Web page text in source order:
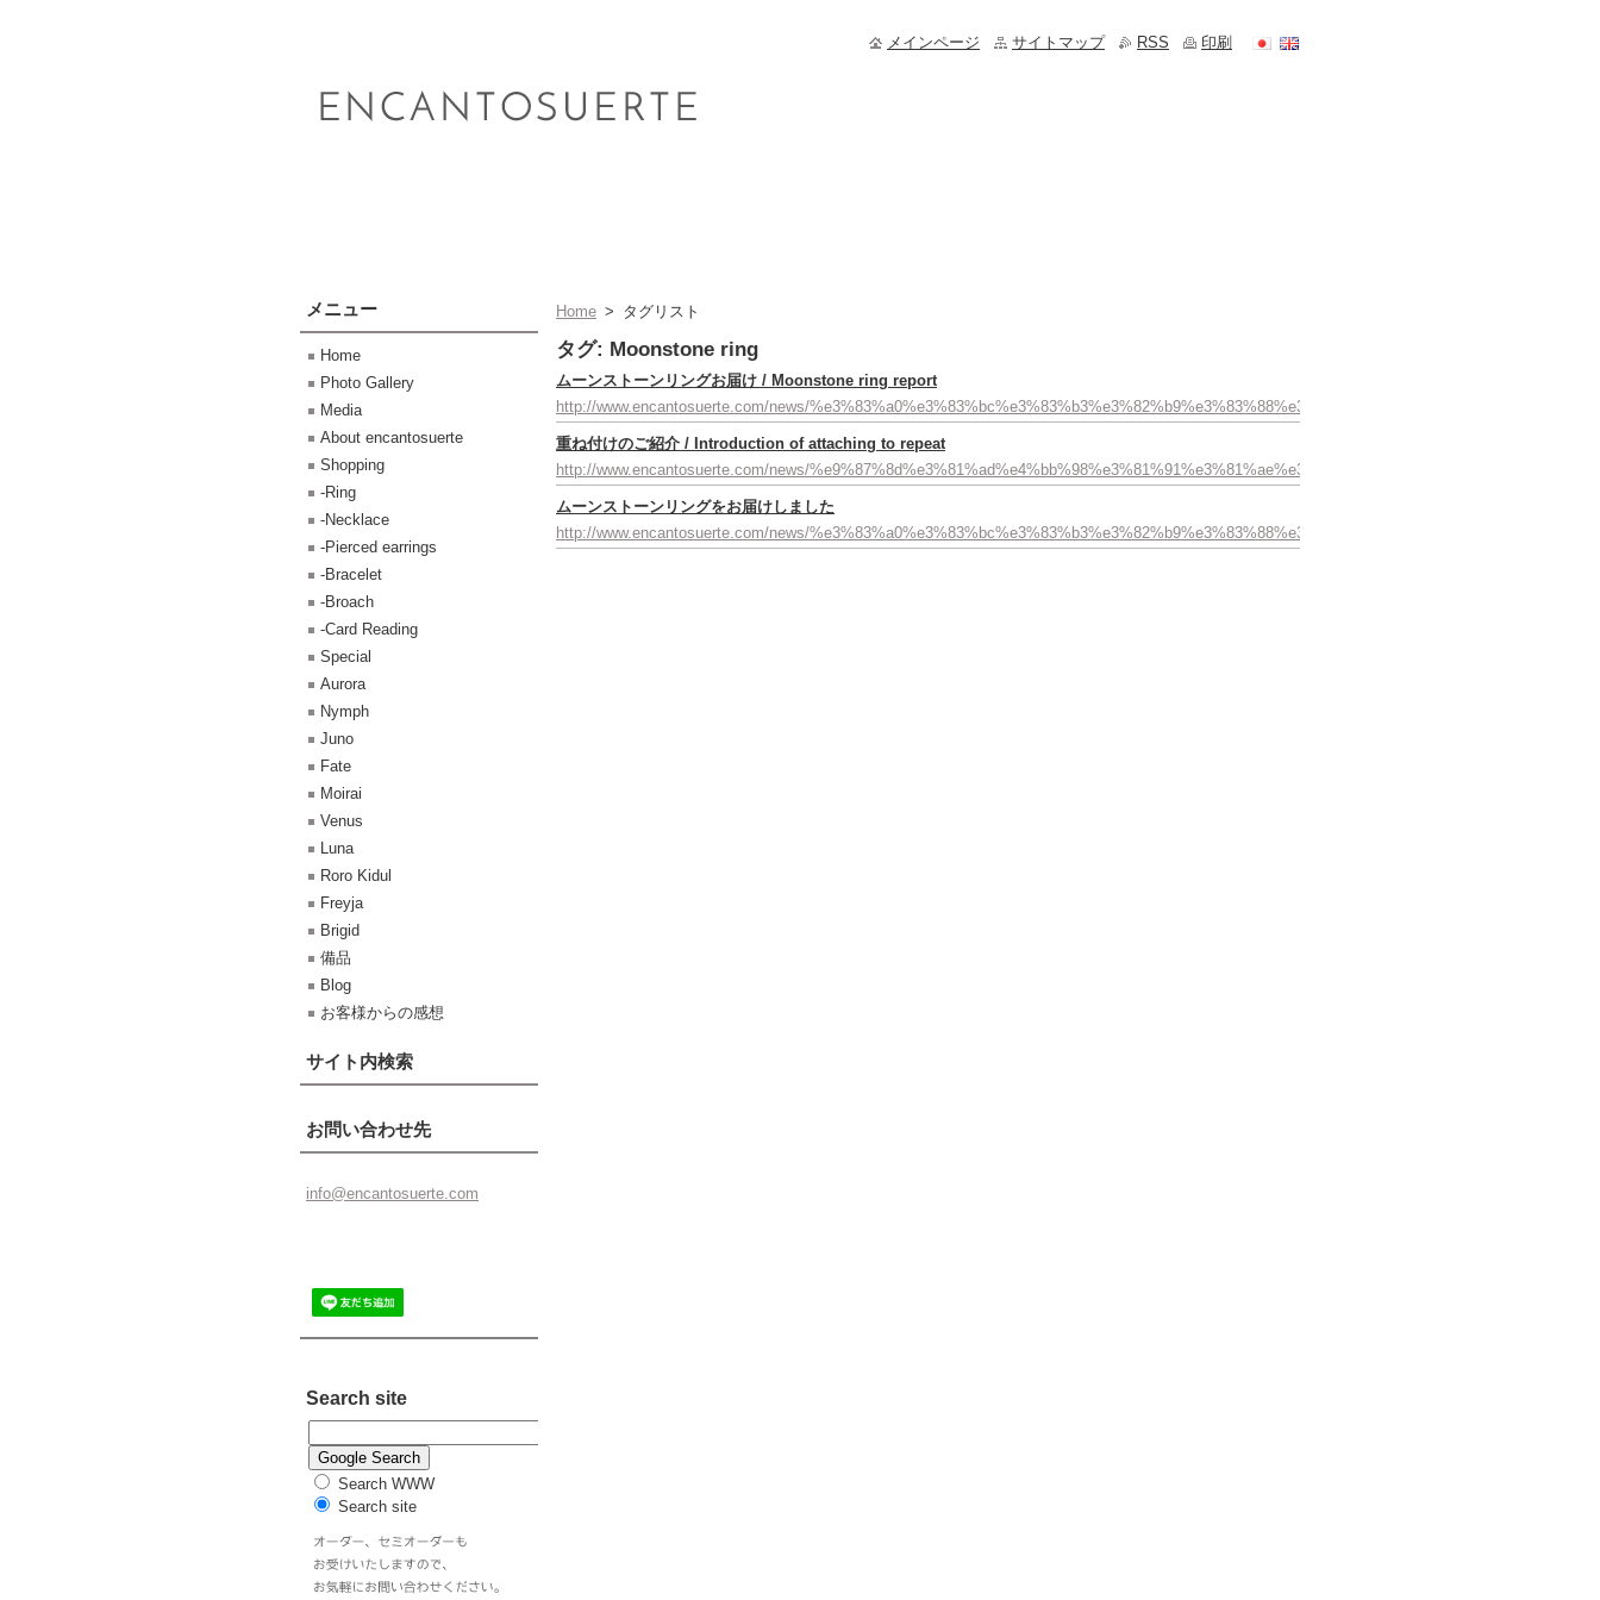
Home > タグリスト
タグ: Moonstone ring
ムーンストーンリングお届け / Moonstone ring report
http://www.encantosuerte.com/news/
重ね付けのご紹介 / Introduction of attaching to repeat
http://www.encantosuerte.com/news/%e9%87%8d%e3%81%ad%e4%bb%98%e3%81%91%e3%81%ae%e3%81%94%e7%b4%b9%e4%bb%8b-/
ムーンストーンリングをお届けしました
http://www.encantosuerte.com/news/
メニュー
Home
Photo Gallery
Media
About encantosuerte
Shopping
-Ring
-Necklace
-Pierced earrings
-Bracelet
-Broach
-Card Reading
Special
Aurora
Nymph
Juno
Fate
Moirai
Venus
Luna
Roro Kidul
Freyja
Brigid
備品
Blog
お客様からの感想
サイト内検索
お問い合わせ先
info@encantosuerte.com
Search site
Search WWW
Search site
メインページ サイトマップ RSS 印刷